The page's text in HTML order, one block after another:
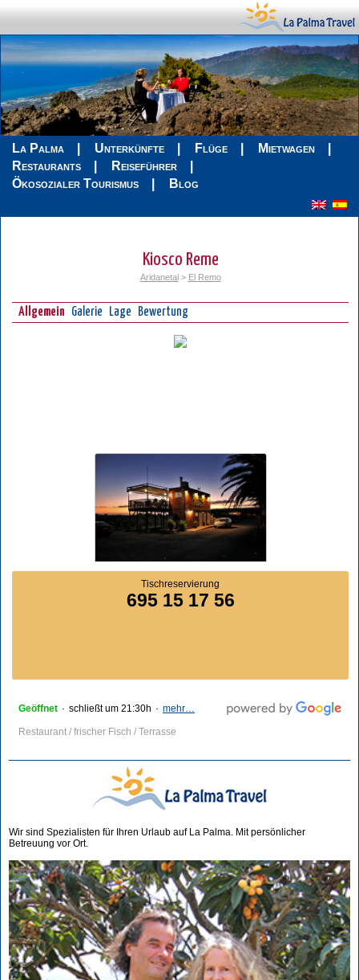
La Palma Unterkünfte Flüge
Mietwagen
Restaurants
Reiseführer
Ökosozialer Tourismus
Blog
Kiosco Reme
Aridanetal> El Remo
Allgemein Galerie Lage Bewertung
Tischreservierung
695 15 17 56
Geöffnet · schließt um 21:30h · mehr…
Restaurant / frischer Fisch / Terrasse
Wir sind Spezialisten für Ihren Urlaub auf La Palma. Mit persönlicher
Betreuung vor Ort.